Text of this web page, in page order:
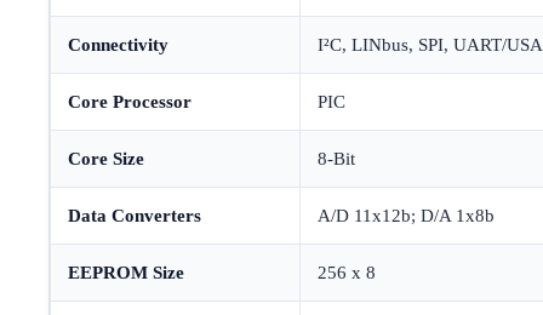
Connectivity I²C, LINbus, SPI, UART/
Core Processor PIC
Core Size 8-Bit
Data Converters A/D 11x12b; D/A 1x8b
EEPROM Size 256 x 8